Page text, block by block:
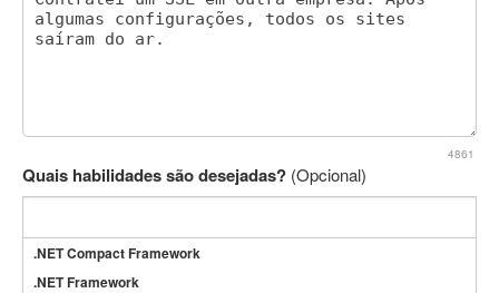
4861
Quais habilidades são desejadas? (Opcional)
.NET Compact Framework
.NET Framework